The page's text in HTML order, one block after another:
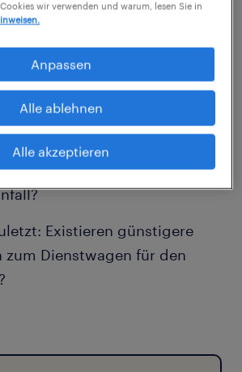
oder per Fahrtenbuch
leasen, was ist günstiger?
Sie den Firmenwagen als
Haftung beziehungsweise
Existieren günstigere
zum Dienstwagen für den
wir verwenden und warum, lesen Sie in
Anpassen
Alle ablehnen
Alle akzeptieren